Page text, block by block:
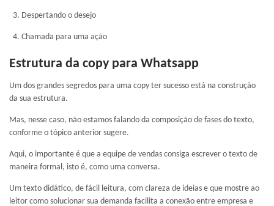
Despertando o desejo
Chamada para uma ação
Estrutura da copy para Whatsapp
Um dos grandes segredos para uma copy ter sucesso está na construção
da sua estrutura.
Mas, nesse caso, não estamos falando da composição de fases do texto,
conforme o tópico anterior sugere.
Aqui, o importante é que a equipe de vendas consiga escrever o texto de
maneira formal, isto é, como uma conversa.
Um texto didático, de fácil leitura, com clareza de ideias e que mostre ao
leitor como solucionar sua demanda facilita a conexão entre empresa e